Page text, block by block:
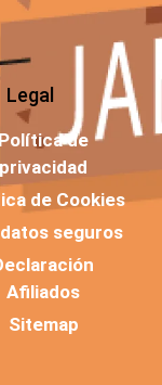
Legal
Política de
privacidad
de Cookies
seguros
Afiliados
Sitemap